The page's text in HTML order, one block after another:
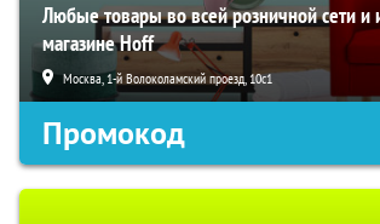
Любые товары во всей розничной сети и
магазине Hoff
Москва, 1-й Волоколамский проезд, 10с1
Промокод